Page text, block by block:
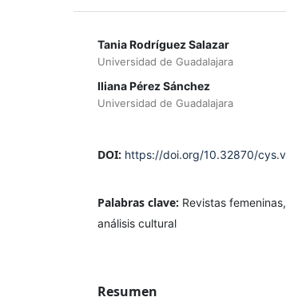
Tania Rodríguez Salazar
Universidad de Guadalajara
Iliana Pérez Sánchez
Universidad de Guadalajara
DOI: https://doi.org/10.32870/
Palabras clave: Revistas
análisis cultural
Resumen